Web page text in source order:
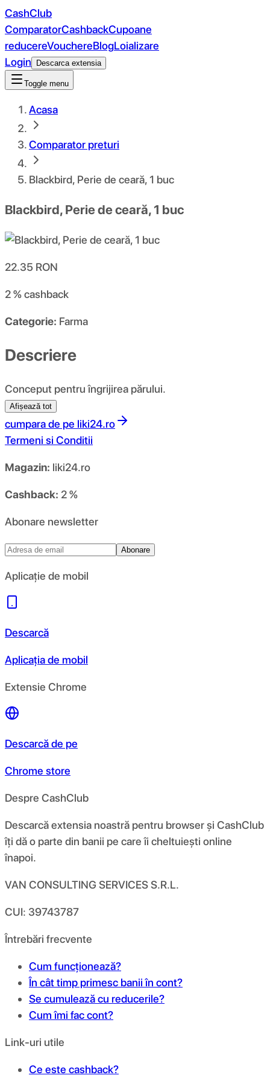
CashClub
ComparatorCashbackCupoane
reducereVouchereBlogLoializare
Login
Descarca extensia
Toggle menu
Acasa
Comparator preturi
Blackbird, Perie de ceară, 1 buc
Blackbird, Perie de ceară, 1 buc
22.35 RON
2 %cashback
Categorie: Farma
Descriere
Conceput pentru îngrijirea părului.
Afișează tot
cumpara de pe liki24.ro
Termeni si Conditii
Magazin: liki24.ro
Cashback: 2 %
Abonare newsletter
Abonare
Aplicație de mobil
Descarcă
Aplicația de mobil
Extensie Chrome
Descarcă de pe
Chrome store
Despre CashClub
Descarcă extensia noastră pentru browser și CashClub
îți dă o parte din banii pe care îi cheltuiești online
înapoi.
VAN CONSULTING SERVICES S.R.L.
CUI: 39743787
Întrebări frecvente
Cum funcționează?
În cât timp primesc banii în cont?
Se cumulează cu reducerile?
Cum îmi fac cont?
Link-uri utile
Ce este cashback?